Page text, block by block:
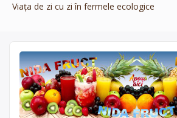
Viața de zi cu zi în fermele ecologice